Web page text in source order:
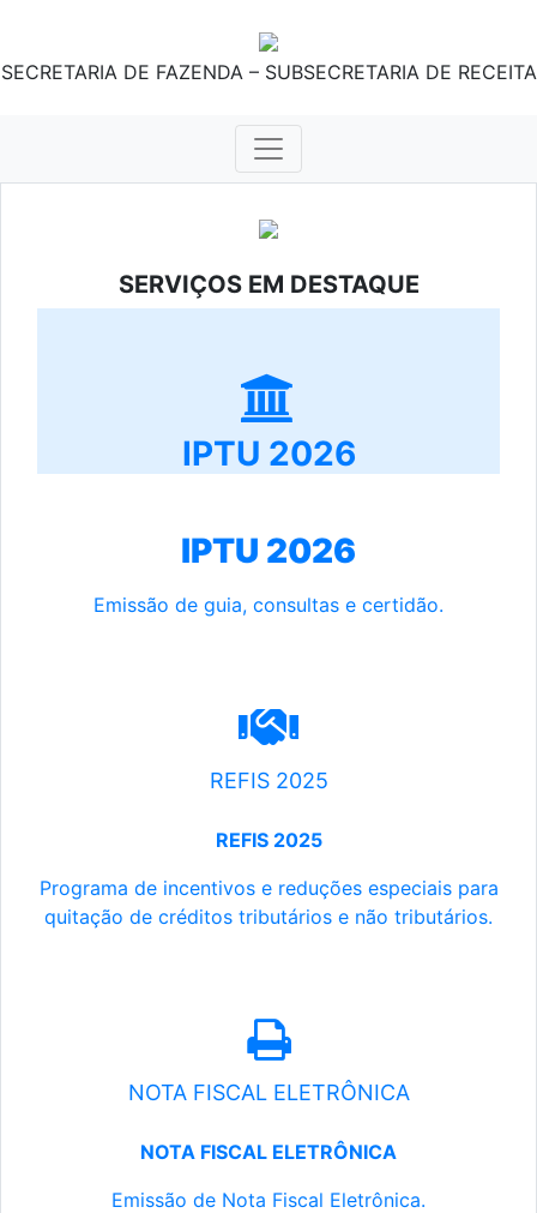
SECRETARIA DE FAZENDA – SUBSECRETARIA DE RECEITA
SERVIÇOS EM DESTAQUE
IPTU 2026
IPTU 2026
Emissão de guia, consultas e certidão.
REFIS 2025
REFIS 2025
Programa de incentivos e reduções especiais para
quitação de créditos tributários e não tributários.
NOTA FISCAL ELETRÔNICA
NOTA FISCAL ELETRÔNICA
Emissão de Nota Fiscal Eletrônica.